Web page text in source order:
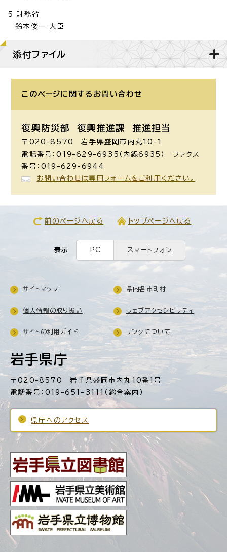
5 財務省
鈴木俊一 大臣
添付ファイル
このページに関する お問い合わせ
復興防災部 復興推進課 推進担当
〒020-8570 岩手県盛岡市内丸10-1
電話番号：019-629-6935（内線6935） ファクス
番号：019-629-6944
お問い合わせは専用フォームをご利用ください。
前のページへ戻る トップページへ戻る
表示 PC スマートフォン
岩手県庁
〒020-8570 岩手県盛岡市内丸10番1号
電話番号：019-651-3111（総合案内）
県庁へのアクセス
サイトマップ 県内各市町村
個人情報の取り扱い ウェブアクセシビリティ
サイトの利用ガイド リンクについて